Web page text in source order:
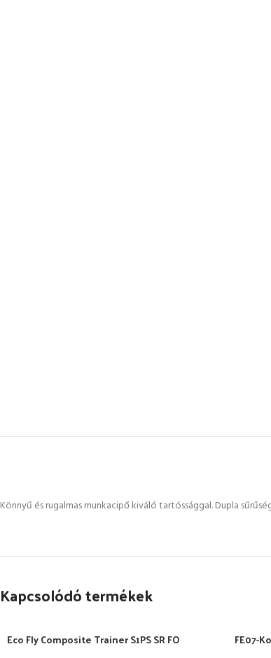
Könnyű és rugalmas munkacipő kiváló tartóssággal. Dupla
Kapcsolódó termékek
Eco Fly Composite Trainer S1PS SR FO FE07-